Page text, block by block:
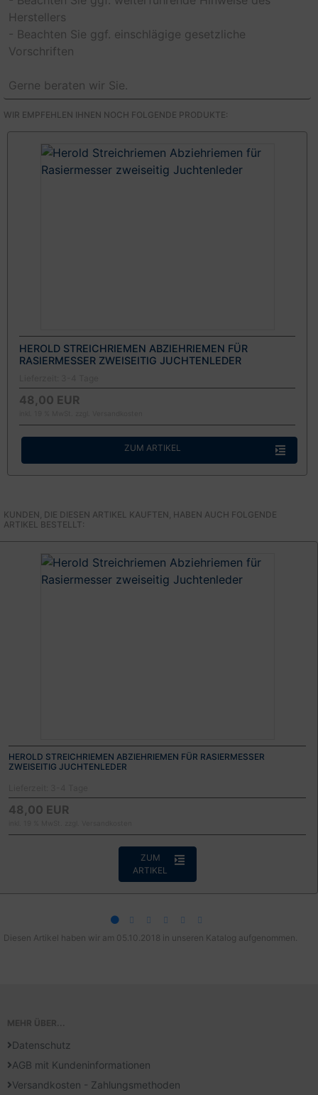
Herstellers
- Beachten Sie ggf. einschlägige gesetzliche
Vorschriften
Gerne beraten wir Sie.
WIR EMPFEHLEN IHNEN NOCH FOLGENDE PRODUKTE:
HEROLD STREICHRIEMEN ABZIEHRIEMEN FÜR
RASIERMESSER ZWEISEITIG JUCHTENLEDER
48,00 EUR
ZUM ARTIKEL
KUNDEN, DIE DIESEN ARTIKEL KAUFTEN, HABEN AUCH FOLGENDE
ARTIKEL BESTELLT:
HEROLD STREICHRIEMEN ABZIEHRIEMEN FÜR RASIERMESSER
ZWEISEITIG JUCHTENLEDER
48,00 EUR
ZUM
ARTIKEL
Diesen Artikel haben wir am 05.10.2018 in unseren Katalog aufgenommen.
MEHR ÜBER...
Datenschutz
AGB mit Kundeninformationen
Versandkosten - Zahlungsmethoden